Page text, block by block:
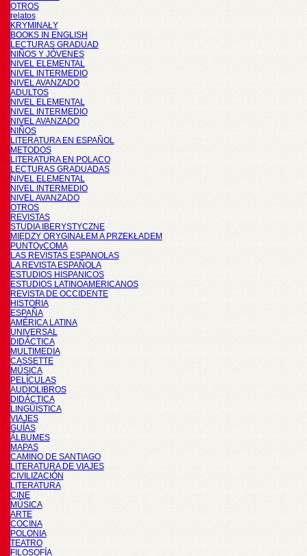
OTROS
relatos
KRYMINAŁY
BOOKS IN ENGLISH
LECTURAS GRADUAD
NIÑOS Y JÓVENES
NIVEL ELEMENTAL
NIVEL INTERMEDIO
NIVEL AVANZADO
ADULTOS
NIVEL ELEMENTAL
NIVEL INTERMEDIO
NIVEL AVANZADO
NIÑOS
LITERATURA EN ESPAÑOL
METODOS
LITERATURA EN POLACO
LECTURAS GRADUADAS
NIVEL ELEMENTAL
NIVEL INTERMEDIO
NIVEL AVANZADO
OTROS
REVISTAS
STUDIA IBERYSTYCZNE
MIĘDZY ORYGINAŁEM A PRZEKŁADEM
PUNTOyCOMA
LAS REVISTAS ESPANOLAS
LA REVISTA ESPAÑOLA
ESTUDIOS HISPANICOS
ESTUDIOS LATINOAMERICANOS
REVISTA DE OCCIDENTE
HISTORIA
ESPAÑA
AMÉRICA LATINA
UNIVERSAL
DIDÁCTICA
MULTIMEDIA
CASSETTE
MÚSICA
PELÍCULAS
AUDIOLIBROS
DIDÁCTICA
LINGÜÍSTICA
VIAJES
GUÍAS
ÁLBUMES
MAPAS
CAMINO DE SANTIAGO
LITERATURA DE VIAJES
CIVILIZACIÓN
LITERATURA
CINE
MÚSICA
ARTE
COCINA
POLONIA
TEATRO
FILOSOFÍA